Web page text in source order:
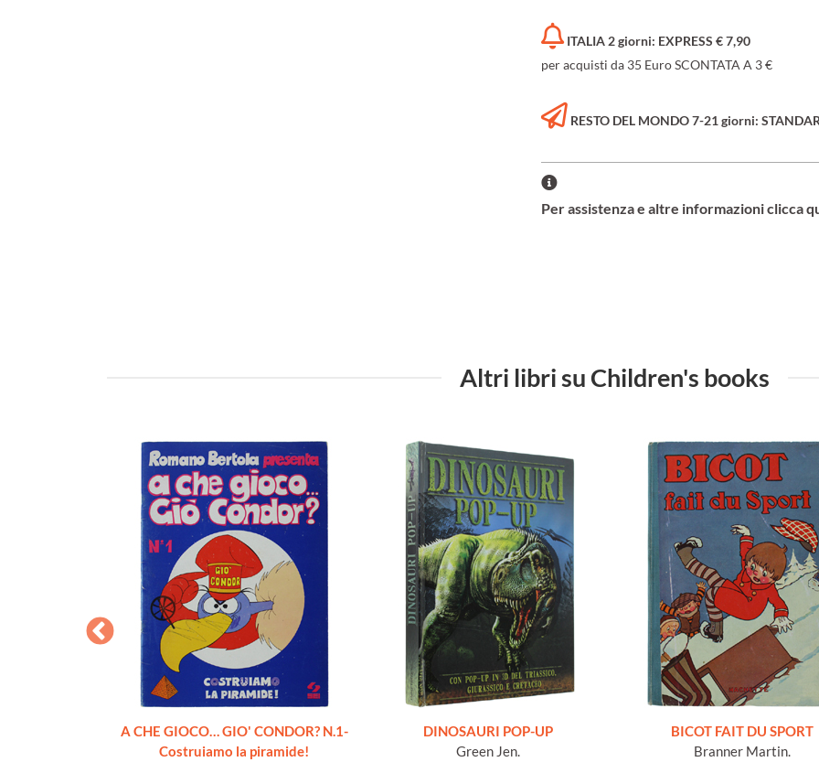
ITALIA 2 giorni: EXPRESS € 7,90
per acquisti da 35 Euro SCONTATA A 3 €
RESTO DEL MONDO 7-21 giorni:
Per assistenza e altre informazioni clicca
Altri libri su Children's books
A CHE GIOCO… GIO' CONDOR? N.1-
Costruiamo la piramide!
DINOSAURI POP-UP
Green Jen.
BICOT FAIT DU SPORT
Branner Martin.